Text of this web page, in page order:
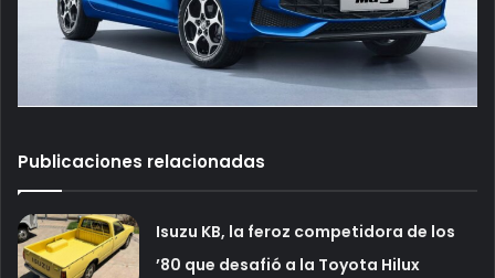
Publicaciones relacionadas
Isuzu KB, la feroz competidora de los
’80 que desafió a la Toyota Hilux